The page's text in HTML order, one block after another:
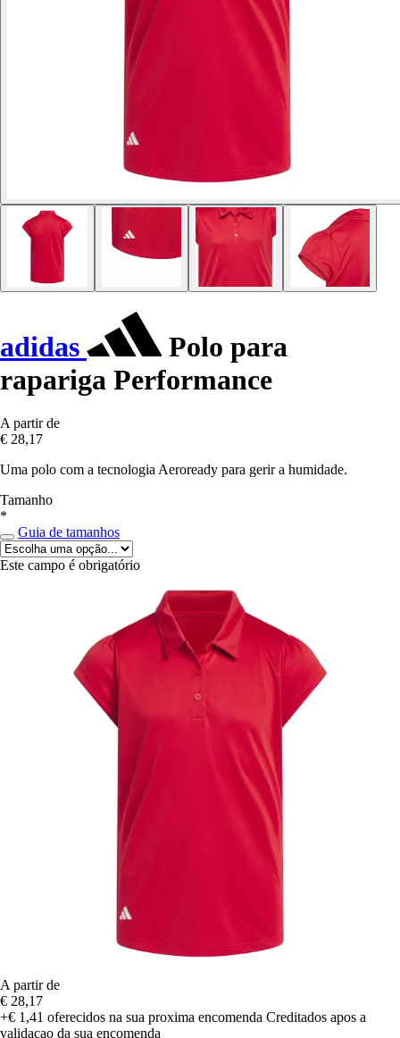
adidas
Polo para
rapariga Performance
A partir de
€ 28,17
Uma polo com a tecnologia Aeroready para gerir a humidade.
Tamanho
*
Guia de tamanhos
Este campo é obrigatório
A partir de
€ 28,17
+€ 1,41 oferecidos na sua proxima encomenda Creditados apos a
validacao da sua encomenda